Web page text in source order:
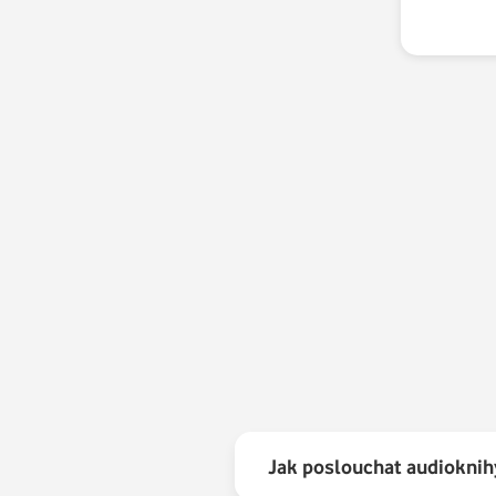
Jak poslouchat